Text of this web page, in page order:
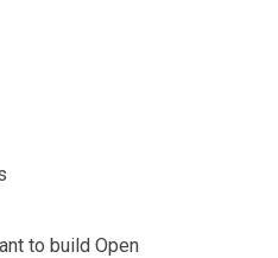
to build Open